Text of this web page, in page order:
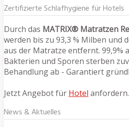
Zertifizierte Schlafhygiene für Hotels
Durch das MATRIX® Matratzen
werden bis zu 93,3 % Milben und
aus der Matratze entfernt. 99,9%
Bakterien und Sporen sterben
Behandlung ab - Garantiert
Jetzt Angebot für Hotel anfordern.
News & Aktuelles